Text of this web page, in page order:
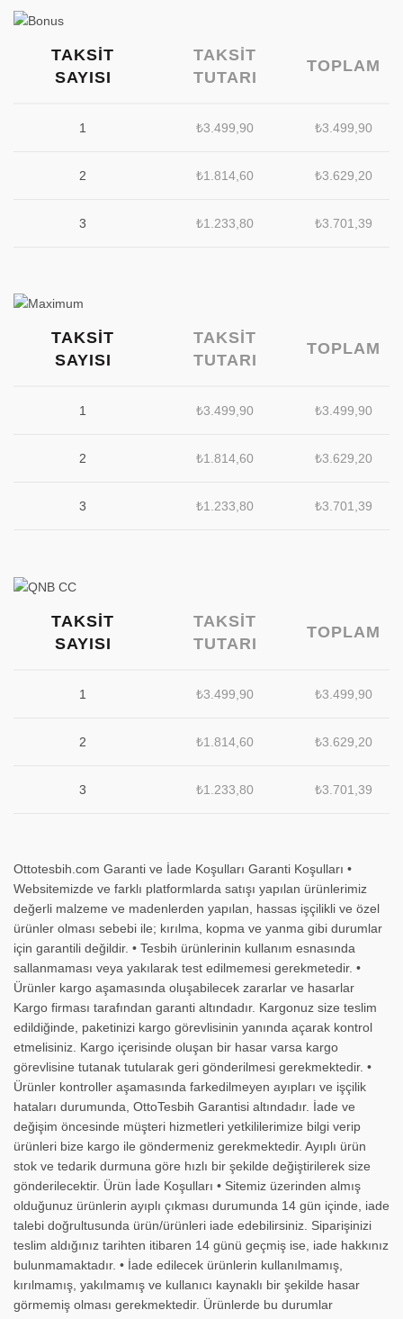
TAKSIT
SAYISI
TAKSIT
TUTARI
TOPLAM
1 ₺3.499,90 ₺3.499,90
2 ₺1.814,60 ₺3.629,20
3 ₺1.233,80 ₺3.701,39
TAKSIT
SAYISI
TAKSIT
TUTARI
TOPLAM
1 ₺3.499,90 ₺3.499,90
2 ₺1.814,60 ₺3.629,20
3 ₺1.233,80 ₺3.701,39
TAKSIT
SAYISI
TAKSIT
TUTARI
TOPLAM
1 ₺3.499,90 ₺3.499,90
2 ₺1.814,60 ₺3.629,20
3 ₺1.233,80 ₺3.701,39
Ottotesbih.com Garanti ve İade Koşulları Garanti Koşulları •
Websitemizde ve farklı platformlarda satışı yapılan ürünlerimiz
değerli malzeme ve madenlerden yapılan, hassas işçilikli ve özel
ürünler olması sebebi ile; kırılma, kopma ve yanma gibi durumlar
için garantili değildir. • Tesbih ürünlerinin kullanım esnasında
sallanmaması veya yakılarak test edilmemesi gerekmetedir. •
Ürünler kargo aşamasında oluşabilecek zararlar ve hasarlar
Kargo firması tarafından garanti altındadır. Kargonuz size teslim
edildiğinde, paketinizi kargo görevlisinin yanında açarak kontrol
etmelisiniz. Kargo içerisinde oluşan bir hasar varsa kargo
görevlisine tutanak tutularak geri gönderilmesi gerekmektedir. •
Ürünler kontroller aşamasında farkedilmeyen ayıpları ve işçilik
hataları durumunda, OttoTesbih Garantisi altındadır. İade ve
değişim öncesinde müşteri hizmetleri yetkililerimize bilgi verip
ürünleri bize kargo ile göndermeniz gerekmektedir. Ayıplı ürün
stok ve tedarik durmuna göre hızlı bir şekilde değiştirilerek size
gönderilecektir. Ürün İade Koşulları • Sitemiz üzerinden almış
olduğunuz ürünlerin ayıplı çıkması durumunda 14 gün içinde, iade
talebi doğrultusunda ürün/ürünleri iade edebilirsiniz. Siparişinizi
teslim aldığınız tarihten itibaren 14 günü geçmiş ise, iade hakkınız
bulunmamaktadır. • İade edilecek ürünlerin kullanılmamış,
kırılmamış, yakılmamış ve kullanıcı kaynaklı bir şekilde hasar
görmemiş olması gerekmektedir. Ürünlerde bu durumlar